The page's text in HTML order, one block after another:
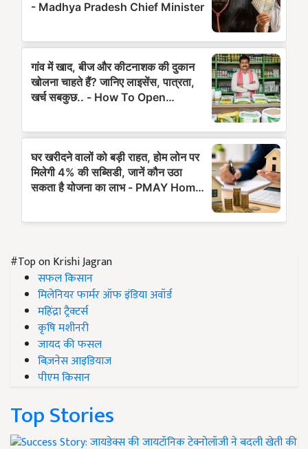
#Top on Krishi Jagran
सफल किसान
मिलेनियर फार्मर ऑफ इंडिया अवॉर्ड
महिंद्रा ट्रैक्टर्स
कृषि मशीनरी
जायद की फसल
बिज़नेस आइडियाज
पीएम किसान
Top Stories